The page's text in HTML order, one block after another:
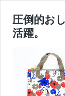
圧倒的お
活躍。